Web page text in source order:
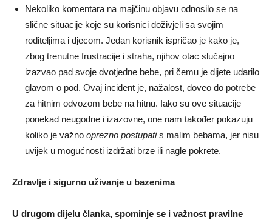
Nekoliko komentara na majčinu objavu odnosilo se na
slične situacije koje su korisnici doživjeli sa svojim
roditeljima i djecom. Jedan korisnik ispričao je kako je,
zbog trenutne frustracije i straha, njihov otac slučajno
izazvao pad svoje dvotjedne bebe, pri čemu je dijete udarilo
glavom o pod. Ovaj incident je, nažalost, doveo do potrebe
za hitnim odvozom bebe na hitnu. Iako su ove situacije
ponekad neugodne i izazovne, one nam također pokazuju
koliko je važno oprezno postupatis malim bebama, jer nisu
uvijek u mogućnosti izdržati brze ili nagle pokrete.
Zdravlje i sigurno uživanje u bazenima
U drugom dijelu članka, spominje se i važnost pravilne